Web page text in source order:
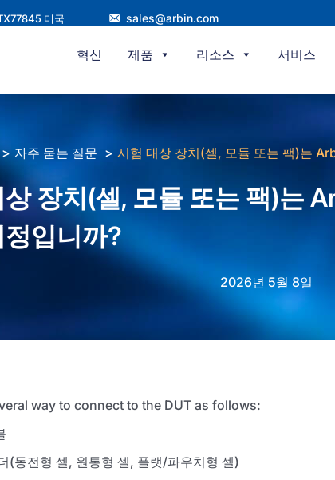
미국 sales@arbin.com
혁신 제품 리소스 서비스
자주 묻는 질문 시험 대상 장치(셀, 모듈 또는 팩)는
장치(셀, 모듈 또는 팩)는
입니까?
2026년 5월 8일
way to connect to the DUT as follows:
(동전형 셀, 원통형 셀, 플랫/파우치형 셀)